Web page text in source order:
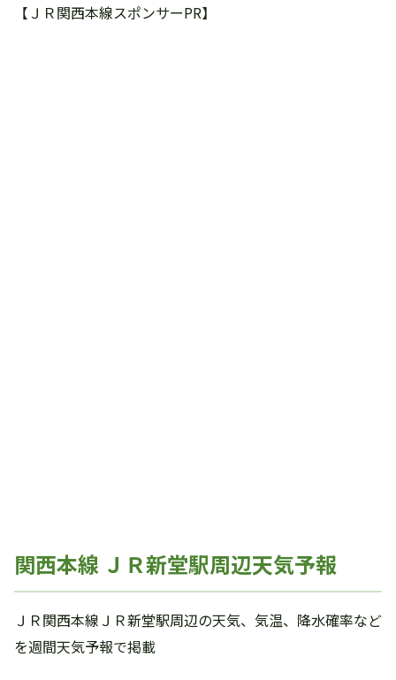
【ＪＲ関西本線スポンサーPR】
関西本線 ＪＲ新堂駅周辺天気予報
ＪＲ関西本線ＪＲ新堂駅周辺の天気、気温、降水確率など
を週間天気予報で掲載